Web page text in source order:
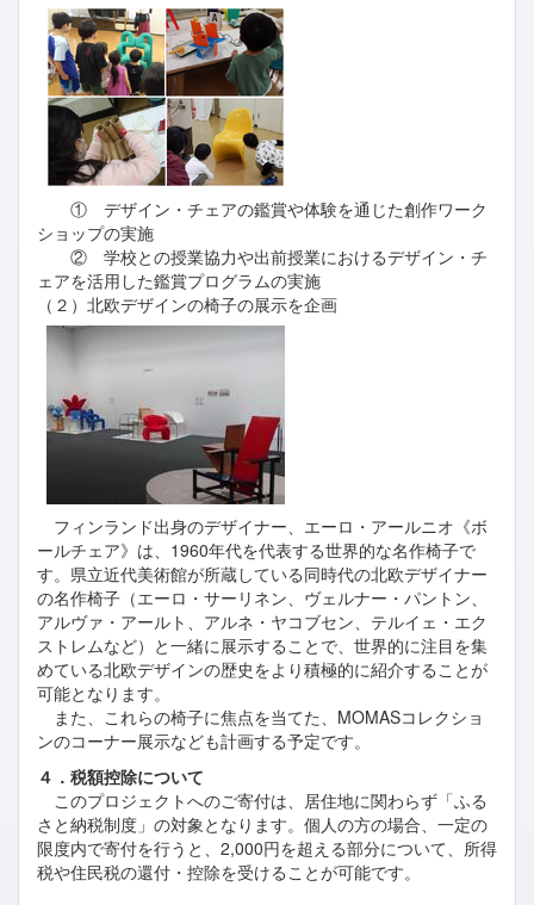
① デザイン・チェアの鑑賞や体験を通じた創作ワーク
ショップの実施
② 学校との授業協力や出前授業におけるデザイン・チ
ェアを活用した鑑賞プログラムの実施
（２）北欧デザインの椅子の展示を企画
フィンランド出身のデザイナー、エーロ・アールニオ《ボ
ールチェア》は、1960年代を代表する世界的な名作椅子で
す。県立近代美術館が所蔵している同時代の北欧デザイナー
の名作椅子（エーロ・サーリネン、ヴェルナー・パントン、
アルヴァ・アールト、アルネ・ヤコブセン、テルイェ・エク
ストレムなど）と一緒に展示することで、世界的に注目を集
めている北欧デザインの歴史をより積極的に紹介することが
可能となります。
また、これらの椅子に焦点を当てた、MOMASコレクショ
ンのコーナー展示なども計画する予定です。
４．税額控除について
このプロジェクトへのご寄付は、居住地に関わらず「ふる
さと納税制度」の対象となります。個人の方の場合、一定の
限度内で寄付を行うと、2,000円を超える部分について、所得
税や住民税の還付・控除を受けることが可能です。